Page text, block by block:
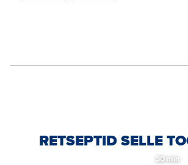
RETSEPTID SELLE
30 min